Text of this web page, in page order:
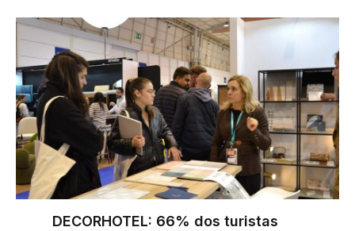
DECORHOTEL: 66% dos turistas